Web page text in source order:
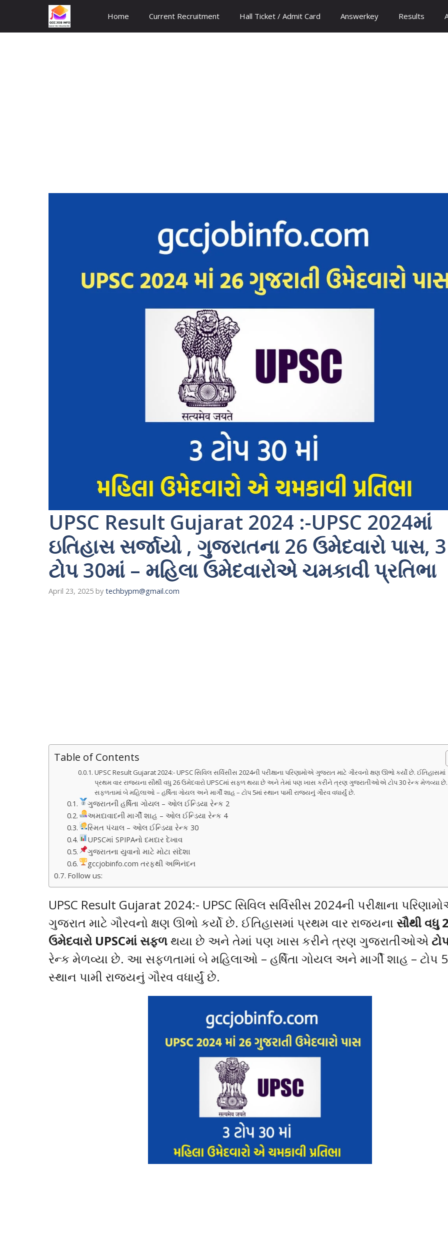
content
Home Current Recruitment Hall Ticket / Admit Card Answerkey Results
UPSC Result Gujarat 2024 :-UPSC 2024માં
ઇતિહાસ સર્જાયો , ગુજરાતના 26 ઉમેદવારો પાસ, 3
ટોપ 30માં – મહિલા ઉમેદવારોએ ચમકાવી પ્રતિભા
April 23, 2025 by techbypm@gmail.com
Table of Contents
UPSC Result Gujarat 2024:- UPSC સિવિલ સર્વિસીસ 2024ની પરીક્ષાના પરિણામોએ ગુજરાત માટે ગૌરવનો ક્ષણ ઊભો કર્યો છે. ઈતિહાસમાં
પ્રથમ વાર રાજ્યના સૌથી વધુ 26 ઉમેદવારો UPSCમાં સફળ થયા છે અને તેમાં પણ ખાસ કરીને ત્રણ ગુજરાતીઓએ ટોપ 30 રેન્ક મેળવ્યા
સફળતામાં બે મહિલાઓ – હર્ષિતા ગોયલ અને માર્ગી શાહ – ટોપ 5માં સ્થાન પામી રાજ્યનું ગૌરવ વધાર્યું છે.
ગુજરાતની હર્ષિતા ગોયલ – ઓલ ઈન્ડિયા રેન્ક 2
અમદાવાદની માર્ગી શાહ – ઓલ ઈન્ડિયા રેન્ક 4
સ્મિત પંચાલ – ઓલ ઈન્ડિયા રેન્ક 30
UPSCમાં SPIPAનો દમદાર દેખાવ
ગુજરાતના યુવાનો માટે મોટા સંદેશા
gccjobinfo.com તરફથી અભિનંદન
Follow us:
UPSC Result Gujarat 2024:- UPSC સિવિલ સર્વિસીસ 2024ની પરીક્ષાના
ગુજરાત માટે ગૌરવનો ક્ષણ ઊભો કર્યો છે. ઈતિહાસમાં પ્રથમ વાર રાજ્યના સૌથી વધુ
ઉમેદવારો UPSCમાં સફળ થયા છે અને તેમાં પણ ખાસ કરીને ત્રણ ગુજરાતીઓએ
રેન્ક મેળવ્યા છે. આ સફળતામાં બે મહિલાઓ – હર્ષિતા ગોયલ અને માર્ગી શાહ – ટોપ
સ્થાન પામી રાજ્યનું ગૌરવ વધાર્યું છે.